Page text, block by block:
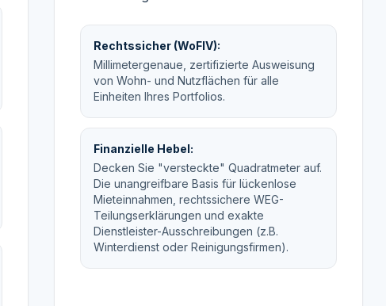
Rechtssicher (WoFlV):
Millimetergenaue, zertifizierte Ausweisung
von Wohn- und Nutzflächen für alle
Einheiten Ihres Portfolios.
Finanzielle Hebel:
Decken Sie "versteckte" Quadratmeter auf.
Die unangreifbare Basis für lückenlose
Mieteinnahmen, rechtssichere WEG-
Teilungserklärungen und exakte
Dienstleister-Ausschreibungen (z.B.
Winterdienst oder Reinigungsfirmen).